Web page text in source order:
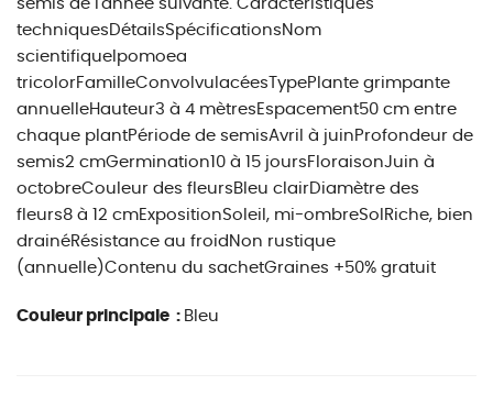
semis de l'année suivante. Caractéristiques
techniquesDétailsSpécificationsNom
scientifiqueIpomoea
tricolorFamilleConvolvulacéesTypePlante grimpante
annuelleHauteur3 à 4 mètresEspacement50 cm entre
chaque plantPériode de semisAvril à juinProfondeur de
semis2 cmGermination10 à 15 joursFloraisonJuin à
octobreCouleur des fleursBleu clairDiamètre des
fleurs8 à 12 cmExpositionSoleil, mi-ombreSolRiche, bien
drainéRésistance au froidNon rustique
(annuelle)Contenu du sachetGraines +50% gratuit
Couleur principale : Bleu